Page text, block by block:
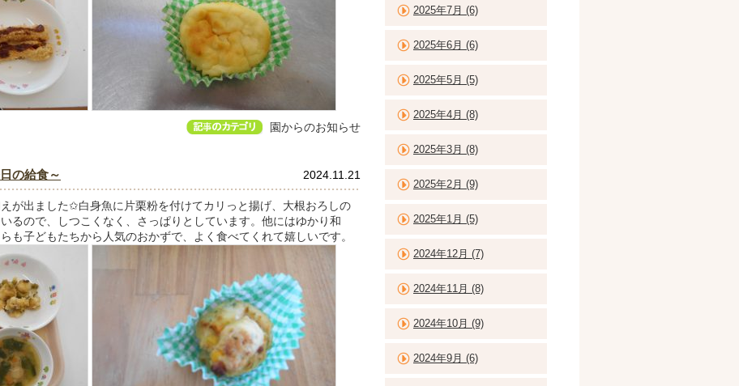
園からのお知らせ
の給食～ 2024.11.21
が出ました✩白身魚に片栗粉を付けてカリっと揚げ、大根おろしの
るので、しつこくなく、さっぱりとしています。他にはゆかり和
も子どもたちから人気のおかずで、よく食べてくれて嬉しいです。
2025年7月 (6)
2025年6月 (6)
2025年5月 (5)
2025年4月 (8)
2025年3月 (8)
2025年2月 (9)
2025年1月 (5)
2024年12月 (7)
2024年11月 (8)
2024年10月 (9)
2024年9月 (6)